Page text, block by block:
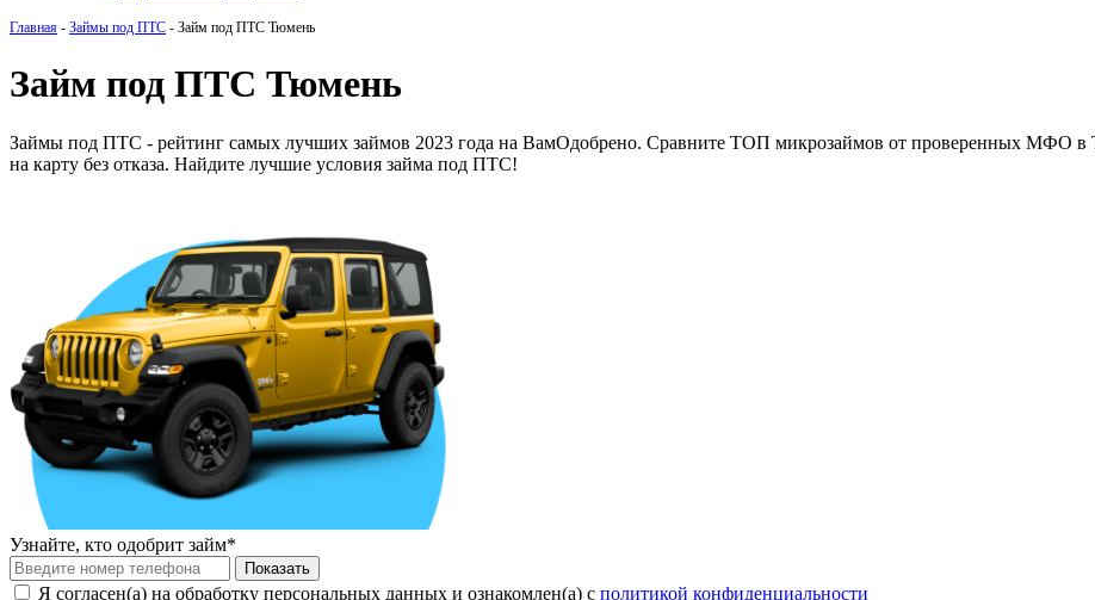
Главная - Займы под ПТС - Займ под ПТС Тюмень
Займ под ПТС Тюмень
Займы под ПТС - рейтинг самых лучших займов 2023 года на ВамОдобрено. Сравните ТОП микрозаймов от проверенных МФО в
на карту без отказа. Найдите лучшие условия займа под ПТС!
Узнайте, кто одобрит займ*
Показать
Я согласен(а) на обработку персональных данных и ознакомлен(а) с политикой конфиденциальности